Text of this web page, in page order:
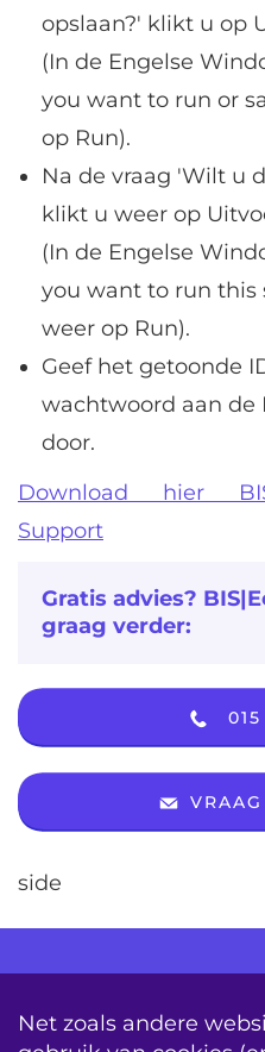
opslaan?' klikt u op
(In de Engelse
you want to run or
op Run).
Na de vraag 'Wilt u
klikt u weer op
(In de Engelse
you want to run this
weer op Run).
Geef het getoonde
wachtwoord aan
door.
Download hier
Support
Gratis advies?
graag verder:
side
AV Consultancy
Net zoals andere